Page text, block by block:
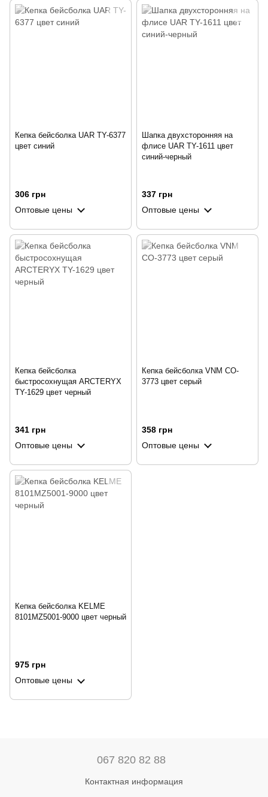
Кепка бейсболка UAR TY-6377
цвет синий
306 грн
Оптовые цены
Шапка двухсторонняя на
флисе UAR TY-1611 цвет
синий-черный
337 грн
Оптовые цены
Кепка бейсболка
быстросохнущая ARCTERYX
TY-1629 цвет черный
341 грн
Оптовые цены
Кепка бейсболка VNM CO-
3773 цвет серый
358 грн
Оптовые цены
Кепка бейсболка KELME
8101MZ5001-9000 цвет черный
975 грн
Оптовые цены
067 820 82 88
Контактная информация